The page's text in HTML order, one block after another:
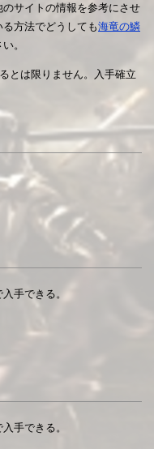
サイトの情報を参考にさせ
方法でどうしても海竜の鱗
。
とは限りません。入手確立
手できる。
手できる。